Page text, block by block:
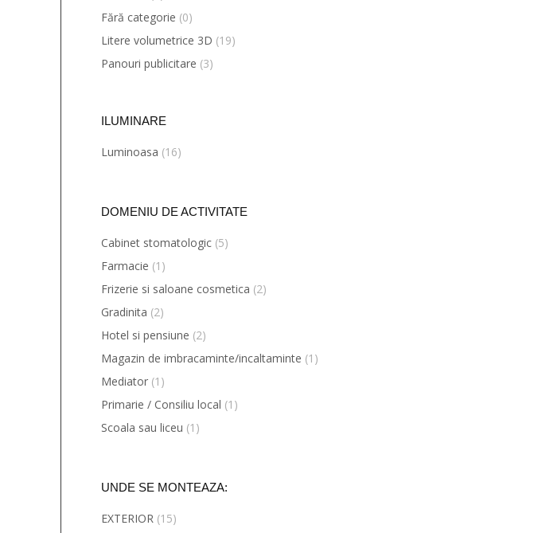
Fără categorie (0)
Litere volumetrice 3D (19)
Panouri publicitare (3)
ILUMINARE
Luminoasa (16)
DOMENIU DE ACTIVITATE
Cabinet stomatologic (5)
Farmacie (1)
Frizerie si saloane cosmetica (2)
Gradinita (2)
Hotel si pensiune (2)
Magazin de imbracaminte/incaltaminte (1)
Mediator (1)
Primarie / Consiliu local (1)
Scoala sau liceu (1)
UNDE SE MONTEAZA:
EXTERIOR (15)